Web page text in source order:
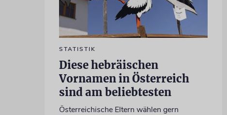
STATISTIK
Diese hebräischen
Vornamen in Österreich
sind am beliebtesten
Österreichische Eltern wählen gern